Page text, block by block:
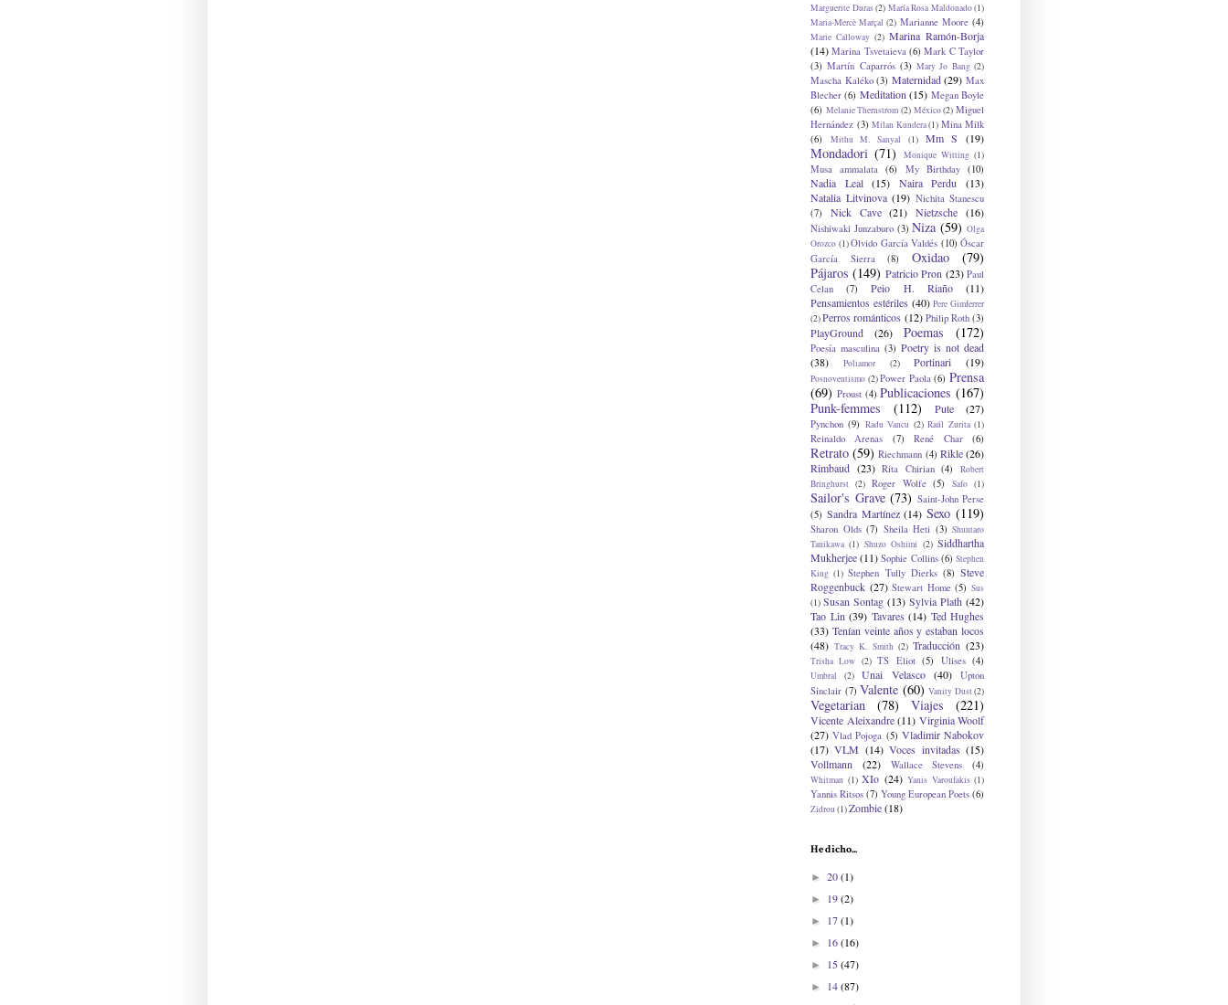
Marguerite Duras(2) María Rosa Maldonado(1)
Maria-Mercè Marçal (2) Marianne Moore (4)
Marie Calloway (2) Marina Ramón-Borja
(14) Marina Tsvetaieva (6) Mark C Taylor
(3) Martín Caparrós (3) Mary Jo Bang (2)
Mascha Kaléko (3) Maternidad (29) Max
Blecher (6) Meditation (15) Megan Boyle
(6) Melanie Thernstrom (2) México (2) Miguel
Hernández (3) Milan Kundera(1) Mina Milk
(6)
Mithu M. Sanyal (1) Mm S (19)
Mondadori (71) Monique Witting (1)
Musa ammalata (6) My Birthday (10)
Nadia Leal (15) Naira Perdu
(13)
Natalia Litvinova (19) Nichita Stanescu
(7)
Nick Cave (21) Nietzsche (16)
Nishiwaki Junzaburo (3) Niza (59) Olga
Orozco (1)Olvido García Valdés (10) Óscar
García Sierra
(8) Oxidao
(79)
Pájaros (149) Patricio Pron (23) Paul
Celan
(7) Peio H. Riaño
(11)
Pensamientos estériles (40) Pere Gimferrer
(2)Perros románticos (12) Philip Roth (3)
PlayGround (26) Poemas (172)
Poesía masculina (3) Poetry is not dead
(38)
Poliamor (2) Portinari (19)
Posnoventismo (2) Power Paola (6) Prensa
(69) Proust (4) Publicaciones (167)
Punk-femmes
(112) Pute (27)
Pynchon (9) Radu Vancu (2) Raúl Zurita (1)
Reinaldo Arenas (7) René Char (6)
Retrato (59) Riechmann (4) Rikle (26)
Rimbaud (23) Rita Chirian (4)
Robert
Bringhurst (2) Roger Wolfe (5) Safo (1)
Sailor's Grave (73) Saint-John Perse
(5) Sandra Martínez (14) Sexo (119)
Sharon Olds (7) Sheila Heti (3) Shuntaro
Tanikawa (1) Shuzo Oshimi (2) Siddhartha
Mukherjee (11) Sophie Collins (6) Stephen
King (1) Stephen Tully Dierks (8) Steve
Roggenbuck (27) Stewart Home (5) Sus
(1) Susan Sontag (13) Sylvia Plath (42)
Tao Lin (39) Tavares (14) Ted Hughes
(33) Tenían veinte años y estaban locos
(48) Tracy K. Smith (2) Traducción (23)
Trisha Low (2) TS Eliot (5) Ulises (4)
Umbral (2) Unai Velasco (40)
Upton
Sinclair (7) Valente (60) Vanity Dust(2)
Vegetarian (78) Viajes (221)
Vicente Aleixandre (11) Virginia Woolf
(27) Vlad Pojoga (5) Vladimir Nabokov
(17) VLM (14) Voces invitadas (15)
Vollmann
(22) Wallace Stevens (4)
Whitman (1) XIo (24) Yanis Varoufakis (1)
Yannis Ritsos (7) Young European Poets (6)
Zidrou(1)Zombie(18)
He dicho...
► 20(1)
► 19(2)
► 17(1)
► 16(16)
► 15(47)
► 14(87)